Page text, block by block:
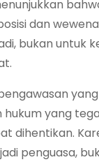
dan
bukan untuk
yang
dihentikan.
penguasa,